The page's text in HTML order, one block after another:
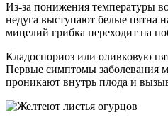
Из-за понижения температуры
недуга выступают белые пятна
мицелий грибка переходит на
Кладоспориоз или оливковую
Первые симптомы заболевания
проникают внутрь плода и